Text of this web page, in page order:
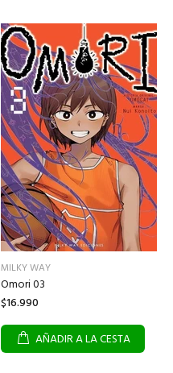
MILKY WAY
Omori 03
$16.990
AÑADIR A LA CESTA